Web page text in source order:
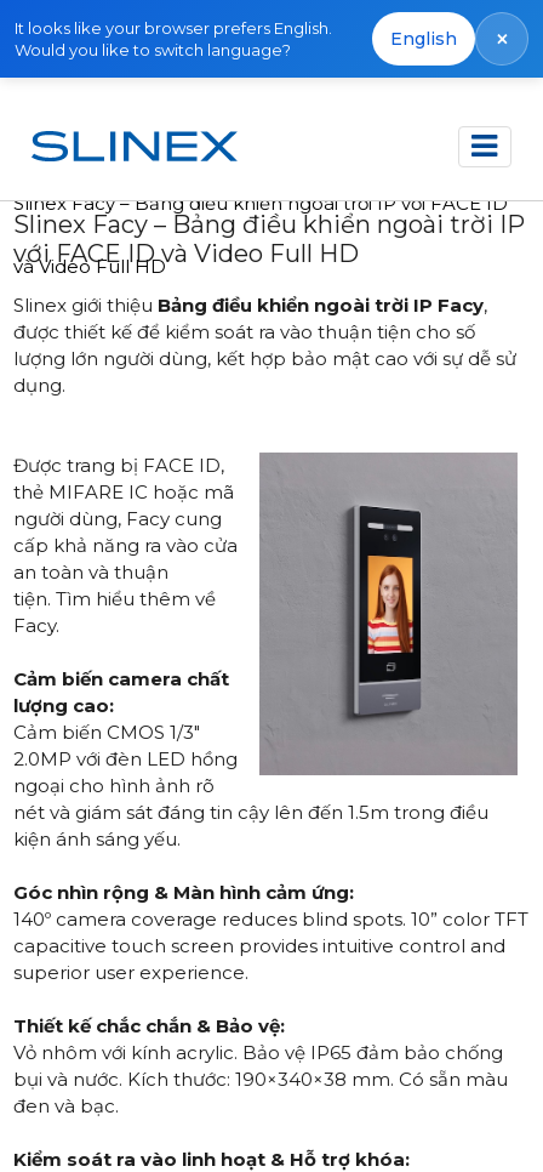
It looks like your browser prefers English.
Would you like to switch language?
English ×
Trang chủ Tin tức
Slinex Facy – Bảng điều khiển ngoài trời IP với FACE ID
và Video Full HD
Slinex Facy – Bảng điều khiển ngoài trời IP
với FACE ID và Video Full HD
Slinex giới thiệu Bảng điều khiển ngoài trời IP Facy,
được thiết kế để kiểm soát ra vào thuận tiện cho số
lượng lớn người dùng, kết hợp bảo mật cao với sự dễ sử
dụng.
Được trang bị FACE ID,
thẻ MIFARE IC hoặc mã
người dùng, Facy cung
cấp khả năng ra vào cửa
an toàn và thuận
tiện.Tìm hiểu thêm về
Facy.
Cảm biến camera chất
lượng cao:
Cảm biến CMOS 1/3"
2.0MP với đèn LED hồng
ngoại cho hình ảnh rõ
nét và giám sát đáng tin cậy lên đến 1.5m trong điều
kiện ánh sáng yếu.
Góc nhìn rộng & Màn hình cảm ứng:
140º camera coverage reduces blind spots. 10” color TFT
capacitive touch screen provides intuitive control and
superior user experience.
Thiết kế chắc chắn & Bảo vệ:
Vỏ nhôm với kính acrylic. Bảo vệ IP65 đảm bảo chống
bụi và nước. Kích thước: 190×340×38 mm. Có sẵn màu
đen và bạc.
Kiểm soát ra vào linh hoạt & Hỗ trợ khóa: